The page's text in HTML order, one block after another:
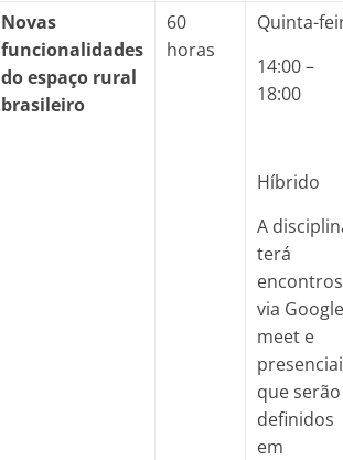
Novas
funcionalidades
do espaço rural
brasileiro
60
horas
Quinta-
14:00 –
18:00
Híbrido
A
terá
encontros
via
meet e
que serão
definidos
em